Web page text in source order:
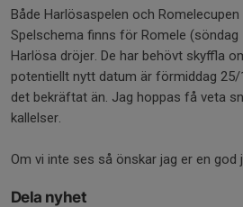
Både Harlösaspelen och Romelecupen
Spelschema finns för Romele
Harlösa dröjer. De har behövt skyffla
potentiellt nytt datum är förmiddag
det bekräftat än. Jag hoppas få veta
kallelser.
Om vi inte ses så önskar jag er en
Dela nyhet